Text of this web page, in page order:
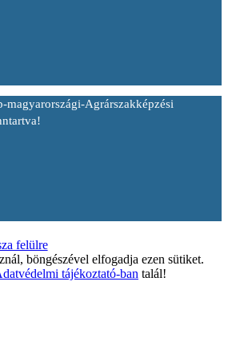
Agrárszakképzési
felülre
böngészével elfogadja ezen sütiket.
tájékoztató-ban talál!